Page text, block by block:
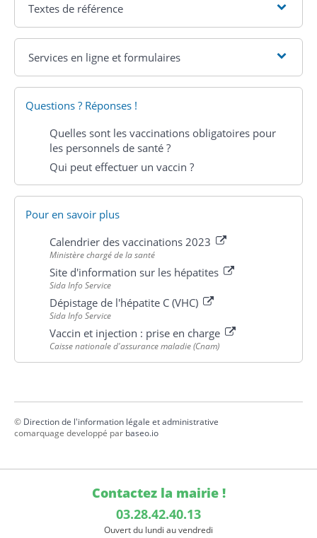
Textes de référence
Services en ligne et formulaires
Questions ? Réponses !
Quelles sont les vaccinations obligatoires pour
les personnels de santé ?
Qui peut effectuer un vaccin ?
Pour en savoir plus
Calendrier des vaccinations 2023
Ministère chargé de la santé
Site d'information sur les hépatites
Sida Info Service
Dépistage de l'hépatite C (VHC)
Sida Info Service
Vaccin et injection : prise en charge
Caisse nationale d'assurance maladie (Cnam)
© Direction de l'information légale et administrative
comarquage developpé par baseo.io
Contactez la mairie !
03.28.42.40.13
Ouvert du lundi au vendredi